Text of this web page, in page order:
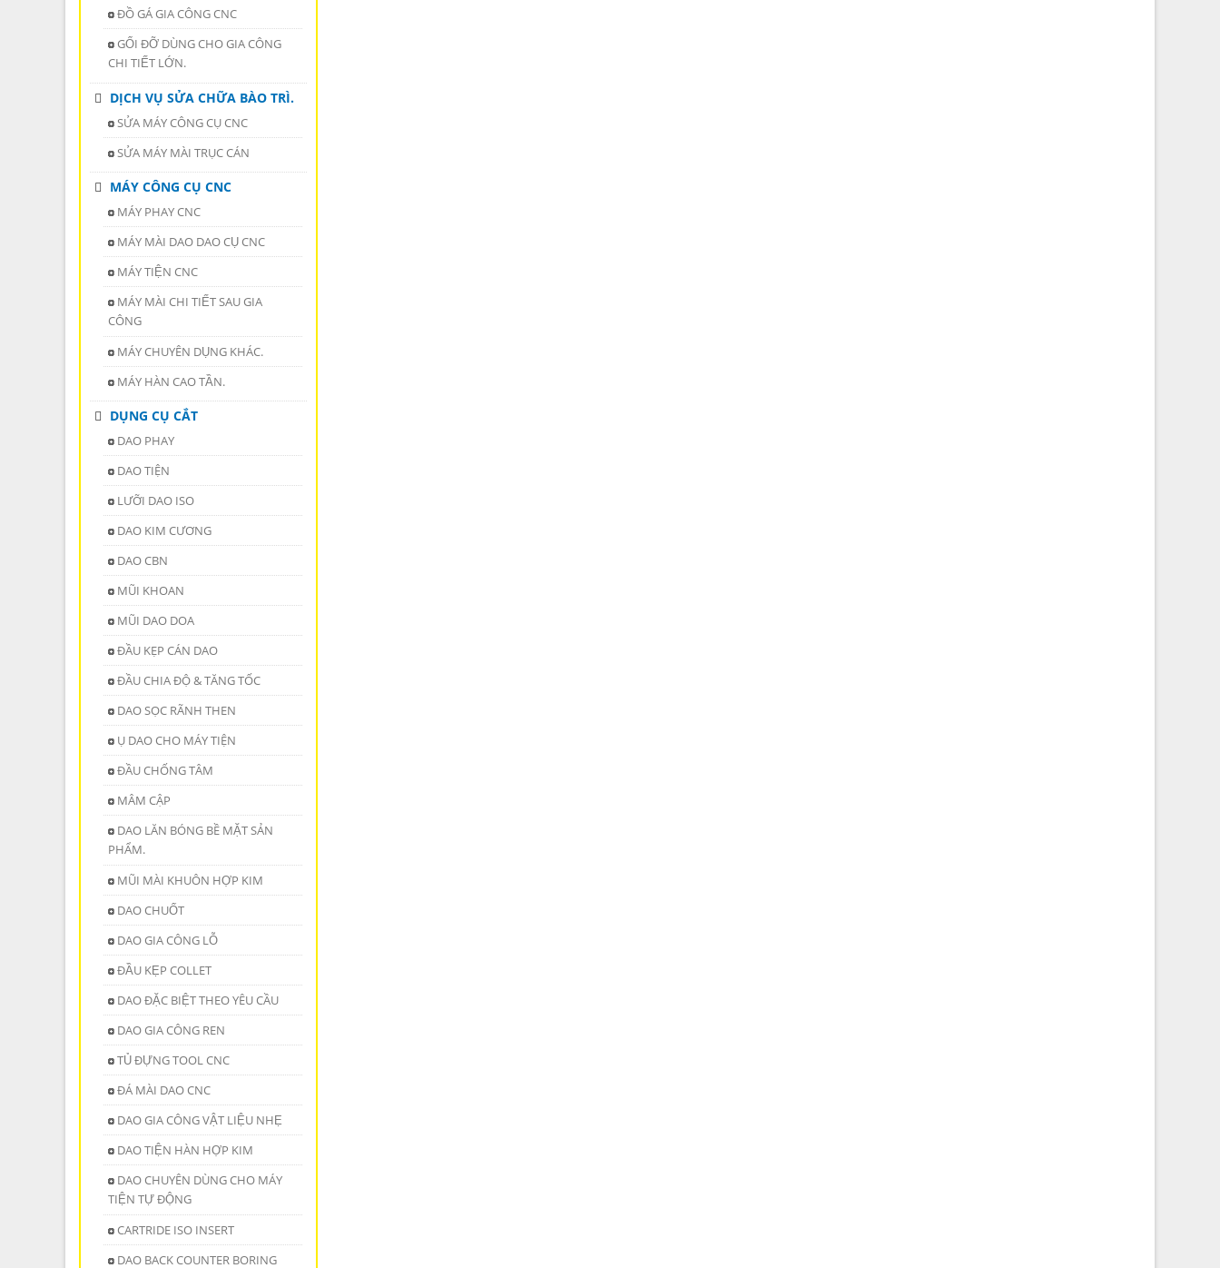
ĐỒ GÁ GIA CÔNG CNC
GỐI ĐỠ DÙNG CHO GIA CÔNG
CHI TIẾT LỚN.
DỊCH VỤ SỬA CHỮA BÀO TRÌ.
SỬA MÁY CÔNG CỤ CNC
SỬA MÁY MÀI TRỤC CÁN
MÁY CÔNG CỤ CNC
MÁY PHAY CNC
MÁY MÀI DAO DAO CỤ CNC
MÁY TIỆN CNC
MÁY MÀI CHI TIẾT SAU GIA
CÔNG
MÁY CHUYÊN DỤNG KHÁC.
MÁY HÀN CAO TẦN.
DỤNG CỤ CẮT
DAO PHAY
DAO TIỆN
LƯỠI DAO ISO
DAO KIM CƯƠNG
DAO CBN
MŨI KHOAN
MŨI DAO DOA
ĐẦU KẸP CÁN DAO
ĐẦU CHIA ĐỘ & TĂNG TỐC
DAO SỌC RÃNH THEN
Ụ DAO CHO MÁY TIỆN
ĐẦU CHỐNG TÂM
MÂM CẬP
DAO LĂN BÓNG BỀ MẶT SẢN
PHẨM.
MŨI MÀI KHUÔN HỢP KIM
DAO CHUỐT
DAO GIA CÔNG LỖ
ĐẦU KẸP COLLET
DAO ĐẶC BIỆT THEO YÊU CẦU
DAO GIA CÔNG REN
TỦ ĐỰNG TOOL CNC
ĐÁ MÀI DAO CNC
DAO GIA CÔNG VẬT LIỆU NHẸ
DAO TIỆN HÀN HỢP KIM
DAO CHUYÊN DÙNG CHO MÁY
TIỆN TỰ ĐỘNG
CARTRIDE ISO INSERT
DAO BACK COUNTER BORING